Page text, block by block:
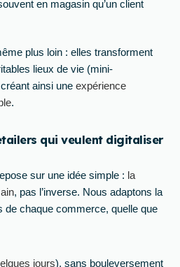
en magasin qu’un client
plus loin : elles transforment
lieux de vie (mini-
ainsi uneexpérience
.
qui veulent digitaliser
sur une idée simple : la
, pas l’inverse. Nous adaptons la
de chaque commerce, quelle que
jours), sans bouleversement